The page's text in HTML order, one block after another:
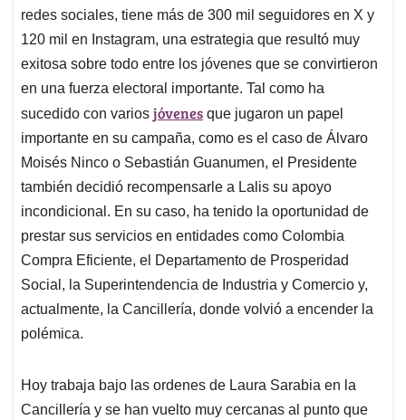
redes sociales, tiene más de 300 mil seguidores en X y
120 mil en Instagram, una estrategia que resultó muy
exitosa sobre todo entre los jóvenes que se convirtieron
en una fuerza electoral importante. Tal como ha
sucedido con varios jóvenes que jugaron un papel
importante en su campaña, como es el caso de Álvaro
Moisés Ninco o Sebastián Guanumen, el Presidente
también decidió recompensarle a Lalis su apoyo
incondicional. En su caso, ha tenido la oportunidad de
prestar sus servicios en entidades como Colombia
Compra Eficiente, el Departamento de Prosperidad
Social, la Superintendencia de Industria y Comercio y,
actualmente, la Cancillería, donde volvió a encender la
polémica.
Hoy trabaja bajo las ordenes de Laura Sarabia en la
Cancillería y se han vuelto muy cercanas al punto que